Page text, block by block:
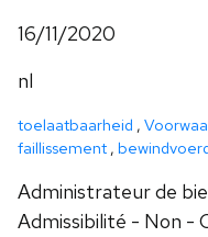
16/11/2020
nl
toelaatbaarheid ,
faillissement,
Administrateur de
Admissibilité - Non -